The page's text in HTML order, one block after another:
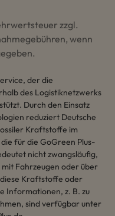
zzgl.
wenn
der die
des Logistiknetzwerks
Durch den Einsatz
reduziert Deutsche
Kraftstoffe im
für die GoGreen Plus-
nicht zwangsläufig,
Fahrzeugen oder über
Kraftstoffe oder
Informationen, z. B. zu
sind verfügbar unter